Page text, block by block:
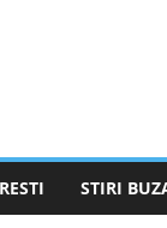
STIRI